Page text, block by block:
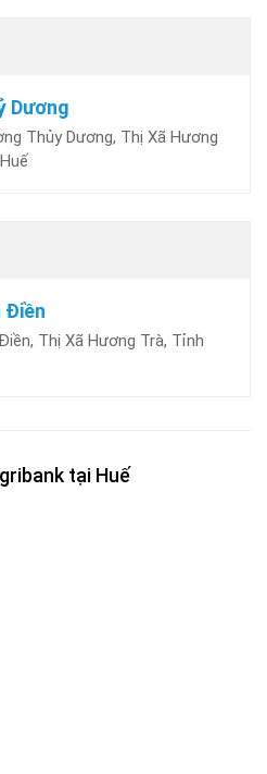
Dương
Thủy Dương, Thị Xã Hương
Điền
Thị Xã Hương Trà, Tỉnh
tại Huế